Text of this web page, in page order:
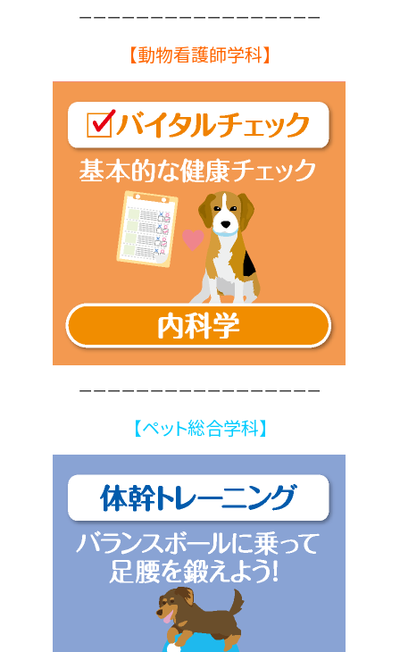
ーーーーーーーーーーーーーーーーー
【動物看護師学科】
ーーーーーーーーーーーーーーーーー
【ペット総合学科】